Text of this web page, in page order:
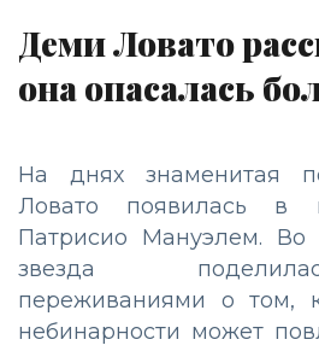
Деми Ловато
она опасалась
На днях знаменитая
Ловато появилась в
Патрисио Мануэлем. Во
звезда
переживаниями о том,
небинарности может